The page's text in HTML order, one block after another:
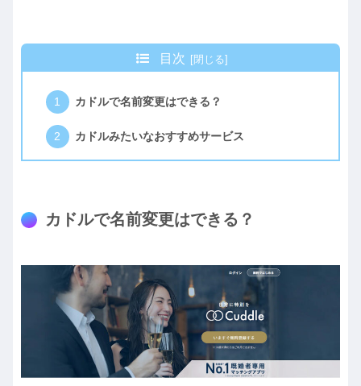
目次
カドルで名前変更はできる？
カドルみたいなおすすめサービス
カドルで名前変更はできる？